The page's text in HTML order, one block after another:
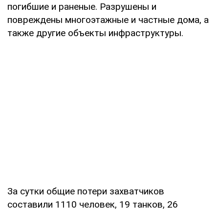
погибшие и раненые. Разрушены и
повреждены многоэтажные и частные дома, а
также другие объекты инфраструктуры.
За сутки общие потери захватчиков
составили 1110 человек, 19 танков, 26